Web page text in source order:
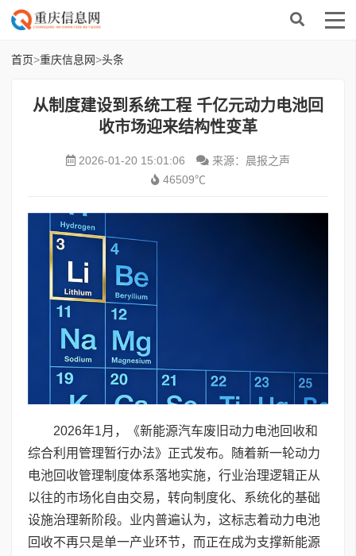
首页>重庆信息网>头条
从制度建设到系统工程 千亿元动力电池回
收市场迎来结构性变革
2026-01-20 15:01:06
来源：晨报之声
46509℃
2026年1月，《新能源汽车废旧动力电池回收和
综合利用管理暂行办法》正式发布。随着新一轮动力
电池回收管理制度体系落地实施，行业治理逻辑正从
以往的市场化自由交易，转向制度化、系统化的基础
设施治理新阶段。业内普遍认为，这标志着动力电池
回收不再只是单一产业环节，而正在成为支撑新能源